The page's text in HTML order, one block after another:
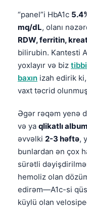
“panel”i HbA1c
mq/dL, olanı
RDW, ferritin,
bilirubin. Kantesti
yoxlayır və biz
baxın izah edirik
vaxt təcrid
Əgər rəqəm yenə
və ya qlikatlı
əvvəlki 2-3 həftə,
bunlardan ən çox
sürətli
hemoliz olan
edirəm—A1c-si
küylü olanNorsk bokmål